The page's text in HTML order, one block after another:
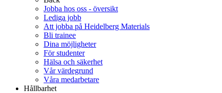
Jobba hos oss - översikt
Lediga jobb
Att jobba på Heidelberg Materials
Bli trainee
Dina möjligheter
För studenter
Hälsa och säkerhet
Vår värdegrund
Våra medarbetare
Hållbarhet